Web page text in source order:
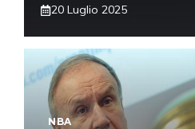
20 Luglio 2025
NBA